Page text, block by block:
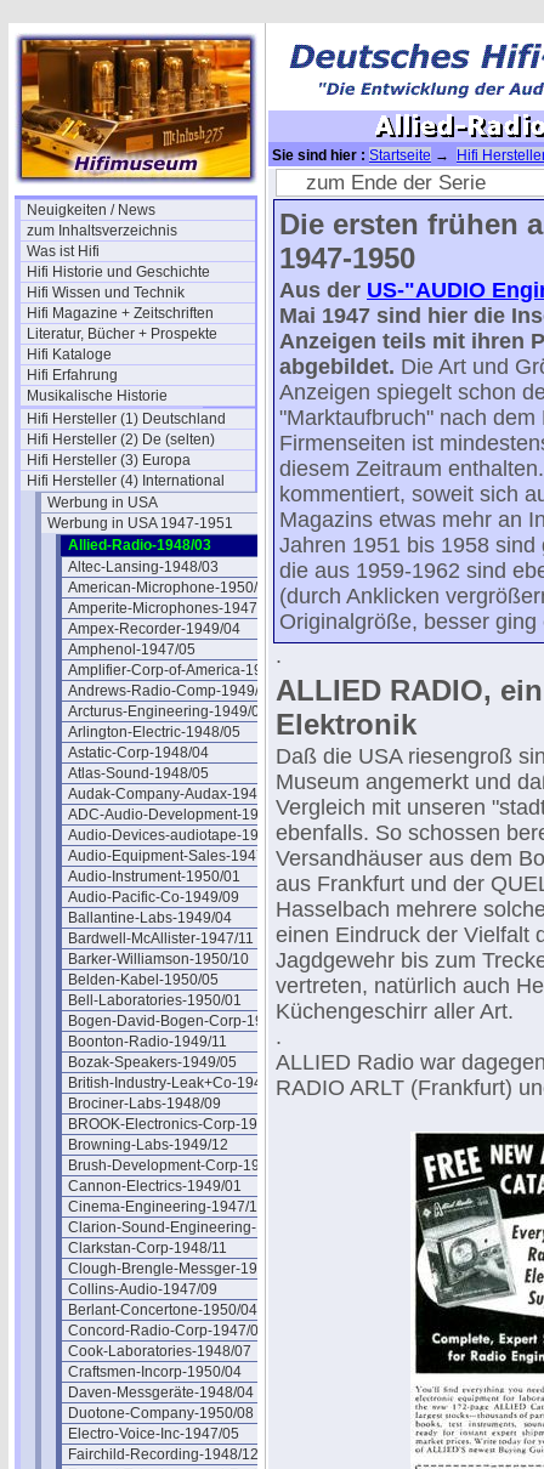
Neuigkeiten / News
zum Inhaltsverzeichnis
Was ist Hifi
Hifi Historie und Geschichte
Hifi Wissen und Technik
Hifi Magazine + Zeitschriften
Literatur, Bücher + Prospekte
Hifi Kataloge
Hifi Erfahrung
Musikalische Historie
Hifi Hersteller (1) Deutschland
Hifi Hersteller (2) De (selten)
Hifi Hersteller (3) Europa
Hifi Hersteller (4) International
Werbung in USA
Werbung in USA 1947-1951
Allied-Radio-1948/03
Altec-Lansing-1948/03
American-Microphone-1950/05
Amperite-Microphones-1947/11
Ampex-Recorder-1949/04
Amphenol-1947/05
Amplifier-Corp-of-America-1947/05
Andrews-Radio-Comp-1949/10
Arcturus-Engineering-1949/02
Arlington-Electric-1948/05
Astatic-Corp-1948/04
Atlas-Sound-1948/05
Audak-Company-Audax-1949/07
ADC-Audio-Development-1948/05
Audio-Devices-audiotape-1947/08
Audio-Equipment-Sales-1947/06
Audio-Instrument-1950/01
Audio-Pacific-Co-1949/09
Ballantine-Labs-1949/04
Bardwell-McAllister-1947/11
Barker-Williamson-1950/10
Belden-Kabel-1950/05
Bell-Laboratories-1950/01
Bogen-David-Bogen-Corp-1948/03
Boonton-Radio-1949/11
Bozak-Speakers-1949/05
British-Industry-Leak+Co-1949/01
Brociner-Labs-1948/09
BROOK-Electronics-Corp-1947/08
Browning-Labs-1949/12
Brush-Development-Corp-1948/01
Cannon-Electrics-1949/01
Cinema-Engineering-1947/11
Clarion-Sound-Engineering-1947/06
Clarkstan-Corp-1948/11
Clough-Brengle-Messger-1949/12
Collins-Audio-1947/09
Berlant-Concertone-1950/04
Concord-Radio-Corp-1947/05
Cook-Laboratories-1948/07
Craftsmen-Incorp-1950/04
Daven-Messgeräte-1948/04
Duotone-Company-1950/08
Electro-Voice-Inc-1947/05
Fairchild-Recording-1948/12
Sie sind hier : Startseite →
Hifi
Radio-1948/03
zum Ende der Serie
Die ersten frühen
1947-1950
Aus der US-"AUDIO
Mai 1947 sind hier die
Anzeigen teils mit ihren
abgebildet. Die Art und
Anzeigen spiegelt schon
"Marktaufbruch" nach
Firmenseiten ist
diesem Zeitraum
kommentiert, soweit sich
Magazins etwas mehr an
Jahren 1951 bis 1958
die aus 1959-1962 sind
(durch Anklicken
Originalgröße, besser ging
.
ALLIED RADIO,
Elektronik
Daß die USA riesengroß
Museum angemerkt und
Vergleich mit unseren
ebenfalls. So schossen
Versandhäuser aus dem
aus Frankfurt und der
Hasselbach mehrere
einen Eindruck der Vielfalt
Jagdgewehr bis zum
vertreten, natürlich auch
Küchengeschirr aller Art.
.
ALLIED Radio war
RADIO ARLT (Frankfurt)